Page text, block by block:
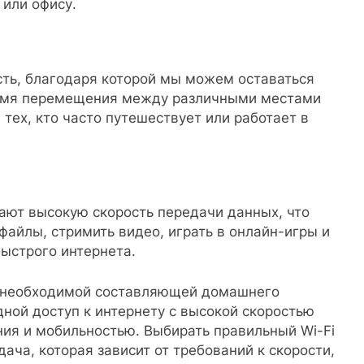
офису.
благодаря которой мы можем оставаться
перемещения между различными местами
кто часто путешествует или работает в
высокую скорость передачи данных, что
стримить видео, играть в онлайн-игры и
интернета.
составляющей домашнего
доступ к интернету с высокой скоростью
и мобильностью. Выбирать правильный Wi-Fi
которая зависит от требований к скорости,